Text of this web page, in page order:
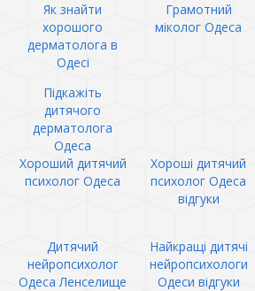
Як знайти
хорошого
дерматолога в
Одесі
Грамотний
міколог Одеса
Підкажіть
дитячого
дерматолога
Одеса
Хороший дитячий
психолог Одеса
Хороші дитячий
психолог Одеса
відгуки
Дитячий
нейропсихолог
Одеса Ленселище
Найкращі дитячі
нейропсихологи
Одеси відгуки